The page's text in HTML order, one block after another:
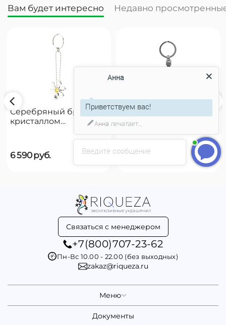
Вам будет интересно Недавно
Серебряный брелок с
кристаллом
6 590руб.
Брелок для ключей
Ciclon Causa Y Efecto
6 590 руб.
Связаться с менеджером
+7(800)707-23-62
Пн-Вс 10.00 - 22.00 (без выходных)
zakaz@riqueza.ru
Меню
Документы
Введите сообщение
Анна
Приветствуем вас!
Анна печатает...